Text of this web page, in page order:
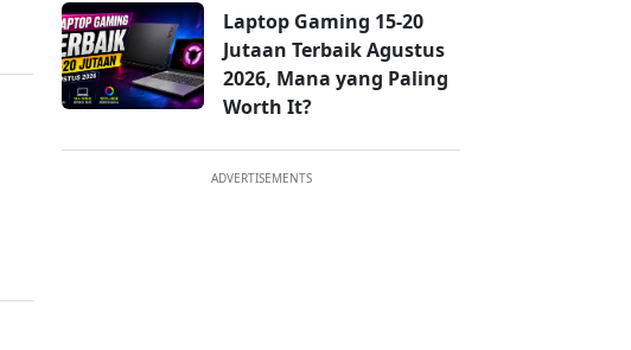
Laptop Gaming 15-20
Jutaan Terbaik Agustus
2026, Mana yang Paling
Worth It?
ADVERTISEMENTS